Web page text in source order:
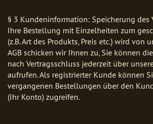
§ 3 Kundeninformation: Speicherung des
Ihre Bestellung mit Einzelheiten zum
(z.B. Art des Produkts, Preis etc.) wird von
AGB schicken wir Ihnen zu, Sie können
nach Vertragsschluss jederzeit über
aufrufen. Als registrierter Kunde können
vergangenen Bestellungen über den
(Ihr Konto) zugreifen.